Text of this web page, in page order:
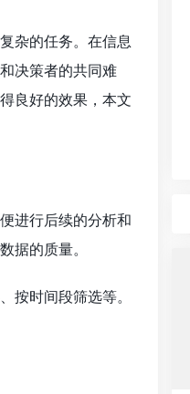
杂的任务。在信息
决策者的共同难
良好的效果，本文
进行后续的分析和
据的质量。
按时间段筛选等。